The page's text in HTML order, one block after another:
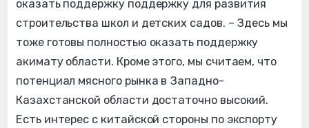
оказать поддержку поддержку для развития
строительства школ и детских садов. – Здесь мы
тоже готовы полностью оказать поддержку
акимату области. Кроме этого, мы считаем, что
потенциал мясного рынка в Западно-
Казахстанской области достаточно высокий.
Есть интерес с китайской стороны по экспорту